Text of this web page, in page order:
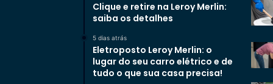
Clique e retire na Leroy Merlin:
saiba os detalhes
5 dias atrás
Eletroposto Leroy Merlin: o
lugar do seu carro elétrico e de
tudo o que sua casa precisa!